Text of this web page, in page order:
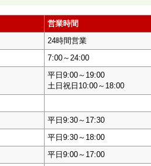
営業時間
24時間営業
7:00～24:00
平日9:00～19:00
土日祝日10:00～18:00
平日9:30～17:30
平日9:30～18:00
平日9:00～17:00